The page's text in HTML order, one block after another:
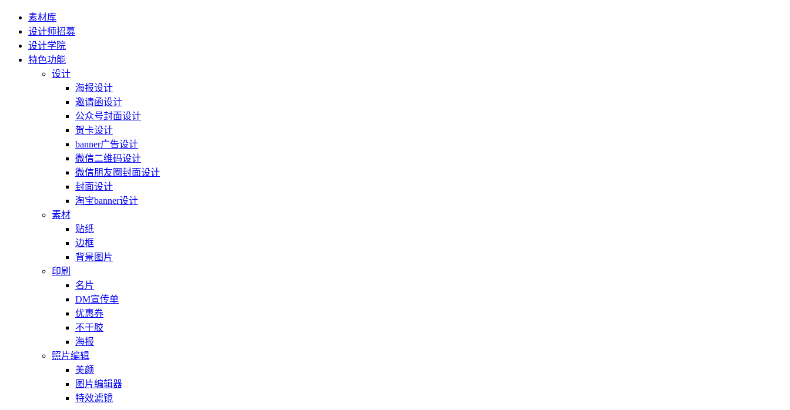
素材库
设计师招募
设计学院
特色功能
设计
海报设计
邀请函设计
公众号封面设计
贺卡设计
banner广告设计
微信二维码设计
微信朋友圈封面设计
封面设计
淘宝banner设计
素材
贴纸
边框
背景图片
印刷
名片
DM宣传单
优惠券
不干胶
海报
照片编辑
美颜
图片编辑器
特效滤镜